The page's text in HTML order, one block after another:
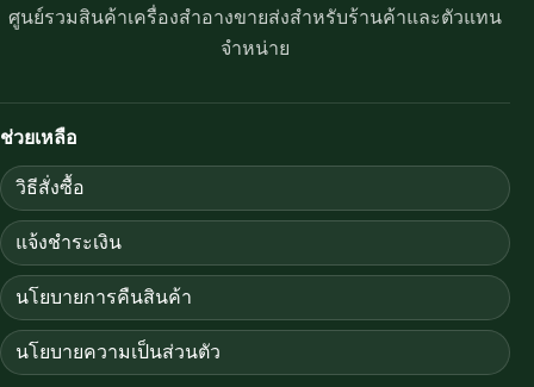
ศูนย์รวมสินค้าเครื่องสำอางขายส่งสำหรับร้านค้าและตัวแทน
จำหน่าย
ช่วยเหลือ
วิธีสั่งซื้อ
แจ้งชำระเงิน
นโยบายการคืนสินค้า
นโยบายความเป็นส่วนตัว